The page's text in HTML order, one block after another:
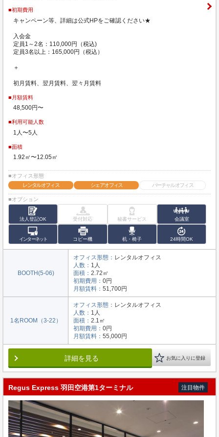
■初期費用
キャンペーン等、詳細は公式HPをご確認ください★
入会金
定員1～2名：110,000円（税込)
定員3名以上：165,000円（税込）
＋
初月賃料、翌月賃料、翌々月賃料
■月額賃料
48,500円〜
■利用可能人数
1人〜5人
■面積
1.92㎡〜12.05㎡
■オフィス形態
レンタルオフィス
シェアオフィス バーチャルオフィス
■オプション
法人登記OK 受付対応 秘書サービス 会議室
インターネット コピー機 机・椅子 24時間OK
BOOTH(5-06)
オフィス形態： レンタルオフィス
人数： 1人
面積： 2.72㎡
初期費用： 0円
月額賃料： 51,700円
1名ROOM（3-22）
オフィス形態： レンタルオフィス
人数： 1人
面積： 2.1㎡
初期費用： 0円
月額賃料： 55,000円
詳細を見る お気に入りに登録
Regus Express 羽田空港第1ターミナル 注目物件